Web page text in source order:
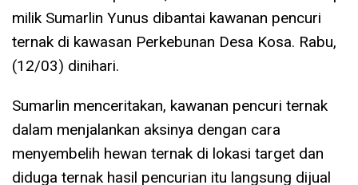
milik Sumarlin Yunus dibantai kawanan pencuri
ternak di kawasan Perkebunan Desa Kosa. Rabu,
(12/03) dinihari.
Sumarlin menceritakan, kawanan pencuri ternak
dalam menjalankan aksinya dengan cara
menyembelih hewan ternak di lokasi target dan
diduga ternak hasil pencurian itu langsung dijual